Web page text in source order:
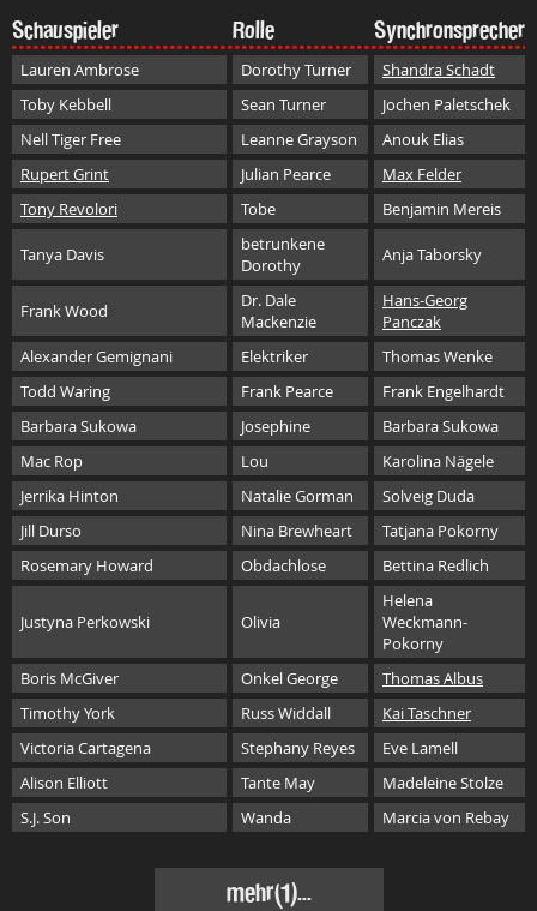
Schauspieler Rolle Synchronsprecher
Lauren Ambrose Dorothy Turner
Shandra Schadt
Toby Kebbell
Sean Turner
Jochen Paletschek
Nell Tiger Free
Leanne Grayson
Anouk Elias
Rupert Grint
Julian Pearce
Max Felder
Tony Revolori
Tobe Benjamin Mereis
Tanya Davis
betrunkene
Dorothy
Anja Taborsky
Frank Wood
Dr. Dale
Mackenzie
Hans-Georg
Panczak
Alexander Gemignani
Elektriker
Thomas Wenke
Todd Waring
Frank Pearce
Frank Engelhardt
Barbara Sukowa
Josephine
Barbara Sukowa
Mac Rop
Lou
Karolina Nägele
Jerrika Hinton
Natalie Gorman
Solveig Duda
Jill Durso
Nina Brewheart
Tatjana Pokorny
Rosemary Howard
Obdachlose Bettina Redlich
Justyna Perkowski Olivia
Helena
Weckmann-
Pokorny
Boris McGiver
Onkel George
Thomas Albus
Timothy York
Russ Widdall
Kai Taschner
Victoria Cartagena
Stephany Reyes
Eve Lamell
Alison Elliott
Tante May
Madeleine Stolze
S.J. Son
Wanda Marcia von Rebay
mehr(1)...